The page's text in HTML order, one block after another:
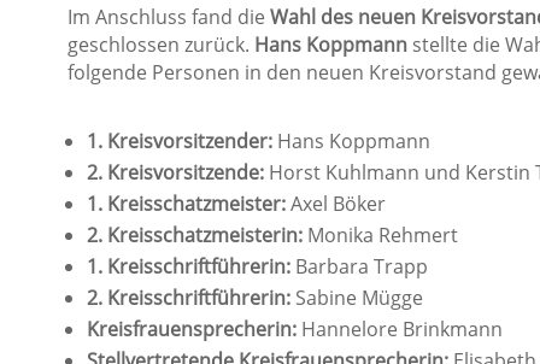
Im Anschluss fand die Wahl des neuen
geschlossen zurück. Hans Koppmannstellte die
folgende Personen in den neuen Kreisvorstand
1. Kreisvorsitzender:Hans Koppmann
2. Kreisvorsitzende:Horst Kuhlmann und Kerstin
1. Kreisschatzmeister:Axel Böker
2. Kreisschatzmeisterin:Monika Rehmert
1. Kreisschriftführerin:Barbara Trapp
2. Kreisschriftführerin:Sabine Mügge
Kreisfrauensprecherin:Hannelore Brinkmann